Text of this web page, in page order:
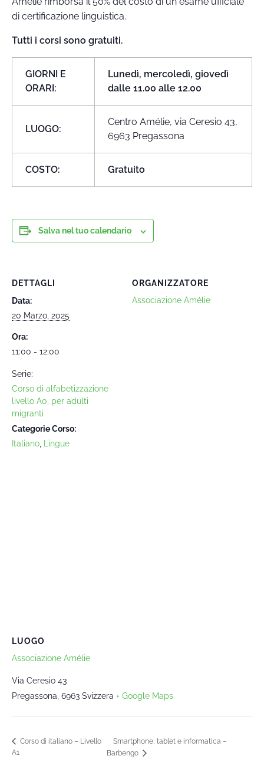
di certificazione linguistica.
Tutti i corsi sono gratuiti.
GIORNI E
ORARI:
Lunedì, mercoledì, giovedì
dalle 11.00 alle 12.00
LUOGO:
Centro Amélie, via Ceresio 43,
6963 Pregassona
COSTO: Gratuito
Salva nel tuo calendario
DETTAGLI
Data:
20 Marzo, 2025
Ora:
11:00 - 12:00
Serie:
Corso di alfabetizzazione
livello A0, per adulti
migranti
Categorie Corso:
Italiano
Lingue
ORGANIZZATORE
Associazione Amélie
LUOGO
Associazione Amélie
Via Ceresio 43
Pregassona 6963 Svizzera + Google Maps
Corso di italiano – Livello
A1
Smartphone, tablet e informatica –
Barbengo